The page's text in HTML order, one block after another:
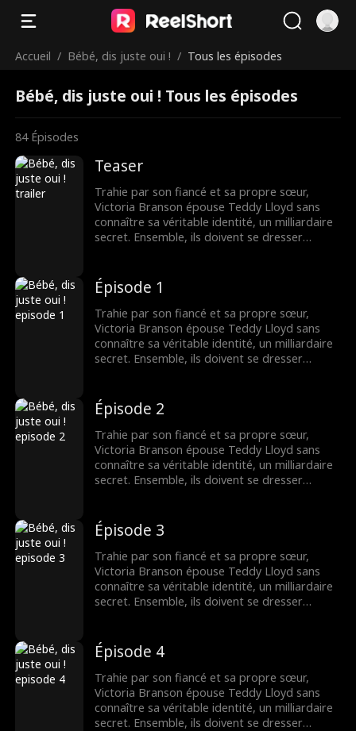
Accueil / Bébé, dis juste oui ! / Tous les épisodes
Bébé, dis juste oui ! Tous les épisodes
84 Épisodes
Teaser
Trahie par son fiancé et sa propre sœur,
Victoria Branson épouse Teddy Lloyd sans
connaître sa véritable identité, un milliardaire
secret. Ensemble, ils doivent se dresser
trouver leur fin heureuse.
Épisode 1
Trahie par son fiancé et sa propre sœur,
Victoria Branson épouse Teddy Lloyd sans
connaître sa véritable identité, un milliardaire
secret. Ensemble, ils doivent se dresser
trouver leur fin heureuse.
Épisode 2
Trahie par son fiancé et sa propre sœur,
Victoria Branson épouse Teddy Lloyd sans
connaître sa véritable identité, un milliardaire
secret. Ensemble, ils doivent se dresser
trouver leur fin heureuse.
Épisode 3
Trahie par son fiancé et sa propre sœur,
Victoria Branson épouse Teddy Lloyd sans
connaître sa véritable identité, un milliardaire
secret. Ensemble, ils doivent se dresser
trouver leur fin heureuse.
Épisode 4
Trahie par son fiancé et sa propre sœur,
Victoria Branson épouse Teddy Lloyd sans
connaître sa véritable identité, un milliardaire
secret. Ensemble, ils doivent se dresser